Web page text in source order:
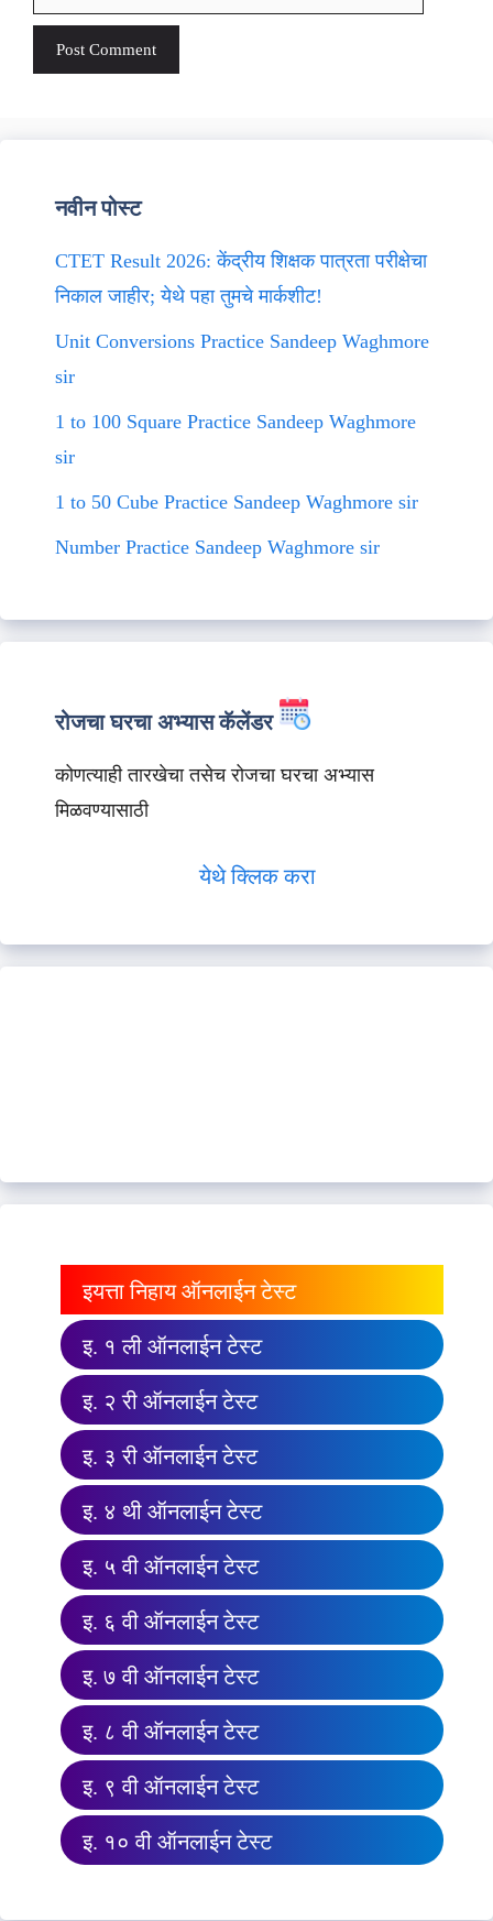
नवीन पोस्ट
CTET Result 2026: केंद्रीय शिक्षक पात्रता परीक्षेचा
निकाल जाहीर; येथे पहा तुमचे मार्कशीट!
Unit Conversions Practice Sandeep Waghmore
sir
1 to 100 Square Practice Sandeep Waghmore
sir
1 to 50 Cube Practice Sandeep Waghmore sir
Number Practice Sandeep Waghmore sir
रोजचा घरचा अभ्यास कॅलेंडर
कोणत्याही तारखेचा तसेच रोजचा घरचा अभ्यास
मिळवण्यासाठी
येथे क्लिक करा
इयत्ता निहाय ऑनलाईन टेस्ट
इ. १ ली ऑनलाईन टेस्ट
इ. २ री ऑनलाईन टेस्ट
इ. ३ री ऑनलाईन टेस्ट
इ. ४ थी ऑनलाईन टेस्ट
इ. ५ वी ऑनलाईन टेस्ट
इ. ६ वी ऑनलाईन टेस्ट
इ. ७ वी ऑनलाईन टेस्ट
इ. ८ वी ऑनलाईन टेस्ट
इ. ९ वी ऑनलाईन टेस्ट
इ. १० वी ऑनलाईन टेस्ट